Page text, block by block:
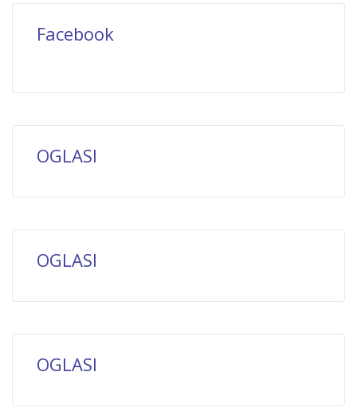
Facebook
OGLASI
OGLASI
OGLASI